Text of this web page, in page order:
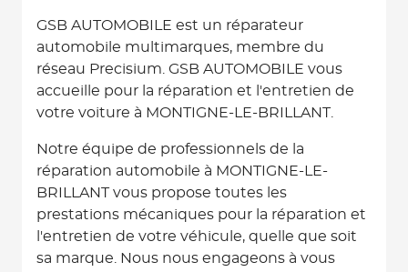
GSB AUTOMOBILE est un réparateur
automobile multimarques, membre du
réseau Precisium. GSB AUTOMOBILE vous
accueille pour la réparation et l'entretien de
votre voiture à MONTIGNE-LE-BRILLANT.
Notre équipe de professionnels de la
réparation automobile à MONTIGNE-LE-
BRILLANT vous propose toutes les
prestations mécaniques pour la réparation et
l'entretien de votre véhicule, quelle que soit
sa marque. Nous nous engageons à vous